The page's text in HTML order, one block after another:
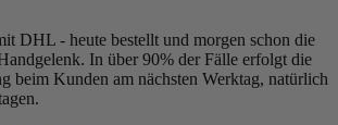
DHL - heute bestellt und morgen schon die
In über 90% der Fälle erfolgt die
beim Kunden am nächsten Werktag, natürlich